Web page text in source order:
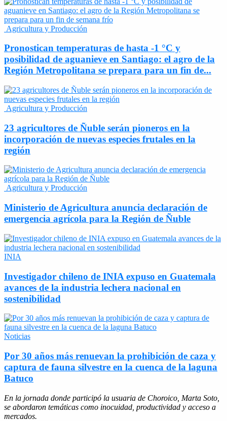
Agricultura y Producción
Pronostican temperaturas de hasta -1 °C y
posibilidad de aguanieve en Santiago: el agro de la
Región Metropolitana se prepara para un fin de...
Agricultura y Producción
23 agricultores de Ñuble serán pioneros en la
incorporación de nuevas especies frutales en la
región
Agricultura y Producción
Ministerio de Agricultura anuncia declaración de
emergencia agrícola para la Región de Ñuble
INIA
Investigador chileno de INIA expuso en Guatemala
avances de la industria lechera nacional en
sostenibilidad
Noticias
Por 30 años más renuevan la prohibición de caza y
captura de fauna silvestre en la cuenca de la laguna
Batuco
En la jornada donde participó la usuaria de Choroico, Marta Soto,
se abordaron temáticas como inocuidad, productividad y acceso a
mercados.